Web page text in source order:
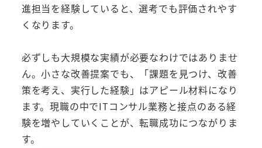
進担当を経験していると、選考でも評価されやす
くなります。
必ずしも大規模な実績が必要なわけではありませ
ん。小さな改善提案でも、「課題を見つけ、改善
策を考え、実行した経験」はアピール材料になり
ます。現職の中でITコンサル業務と接点のある経
験を増やしていくことが、転職成功につながりま
す。